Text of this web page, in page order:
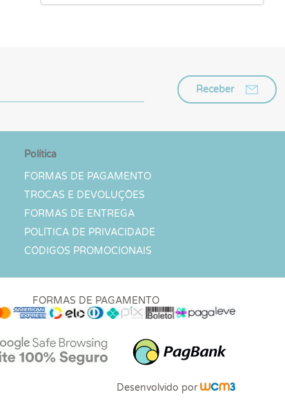
Receber
Política
FORMAS DE PAGAMENTO
TROCAS E DEVOLUÇÕES
FORMAS DE ENTREGA
POLÍTICA DE PRIVACIDADE
CÓDIGOS PROMOCIONAIS
FORMAS DE PAGAMENTO
Desenvolvido por